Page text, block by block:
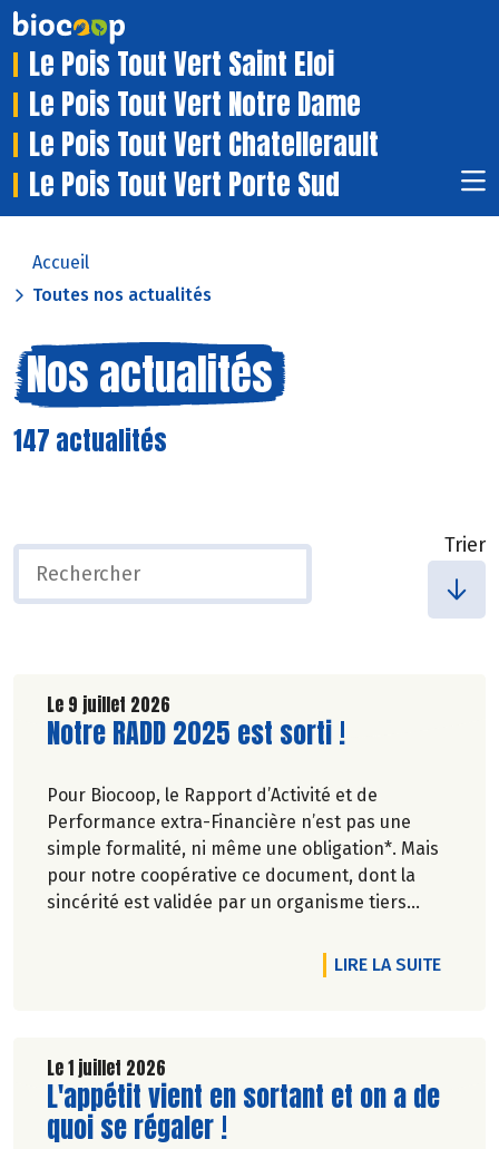
Le Pois Tout Vert Saint Eloi
Le Pois Tout Vert Notre Dame
Le Pois Tout Vert Chatellerault
Le Pois Tout Vert Porte Sud
Accueil
Toutes nos actualités
Nos actualités
147 actualités
Trier
Le 9 juillet 2026
Lire la suite de l'article
Notre RADD 2025 est sorti !
Pour Biocoop, le Rapport d’Activité et de
Performance extra-Financière n’est pas une
simple formalité, ni même une obligation*. Mais
pour notre coopérative ce document, dont la
sincérité est validée par un organisme tiers
vis de l'ensemble de nos parties prenantes
(Paysan.ne.s Associé.e.s, magasins...) et de nos
accessible et désirable une bio exigeante.
LIRE LA SUITEDE
Le 1 juillet 2026
Lire la suite de l'article
L'appétit vient en sortant et on a de
quoi se régaler !